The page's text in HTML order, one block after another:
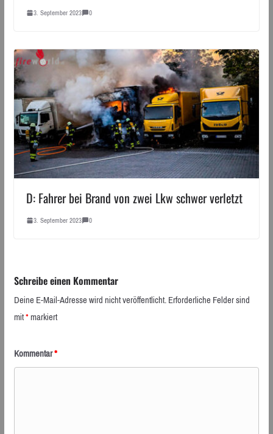
3. September 2023 0
D: Fahrer bei Brand von zwei Lkw schwer verletzt
3. September 2023 0
Schreibe einen Kommentar
Deine E-Mail-Adresse wird nicht veröffentlicht.Erforderliche Felder sind
mit*markiert
Kommentar*